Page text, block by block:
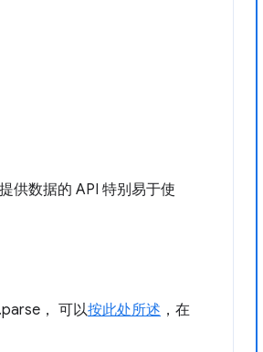
供数据的 API 特别易于使
， 可以按此处所述 ，在